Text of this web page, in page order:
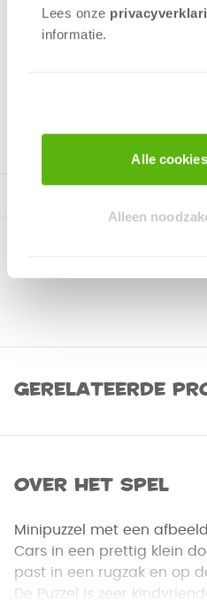
Lees onze
informatie.
Alle
Alleen
een prettig klein doosje die
en op de plank met
Gerelateerde
Over het spel
Minipuzzel met een
Cars in een prettig klein
past in een rugzak en op
De Puzzel is zeer